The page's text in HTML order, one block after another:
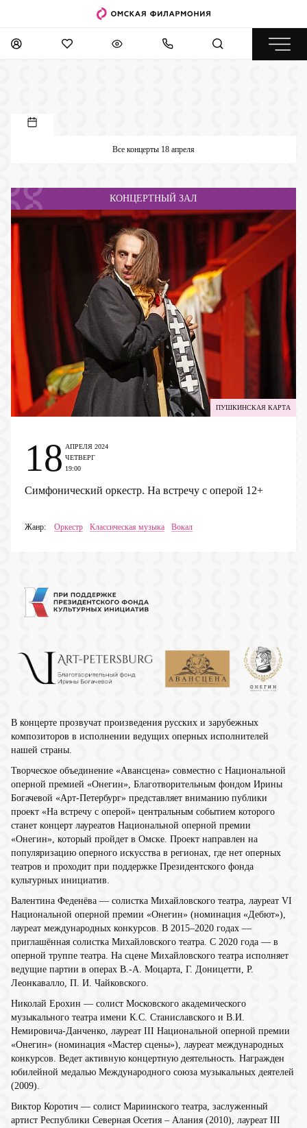
Все концерты 18 апреля
КОНЦЕРТНЫЙ ЗАЛ
ПУШКИНСКАЯ КАРТА
Симфонический оркестр. На встречу с оперой 12+
Жанр: Оркестр Классическая музыка Вокал
18 АПРЕЛЯ 2024
ЧЕТВЕРГ
19:00
В концерте прозвучат произведения русских и зарубежных
композиторов в исполнении ведущих оперных исполнителей
нашей страны.
Творческое объединение «Авансцена» совместно с Национальной
оперной премией «Онегин», Благотворительным фондом Ирины
Богачевой «Арт-Петербург» представляет вниманию публики
проект «На встречу с оперой» центральным событием которого
станет концерт лауреатов Национальной оперной премии
«Онегин», который пройдет в Омске. Проект направлен на
популяризацию оперного искусства в регионах, где нет оперных
театров и проходит при поддержке Президентского фонда
культурных инициатив.
Валентина Феденёва — солистка Михайловского театра, лауреат VI
Национальной оперной премии «Онегин» (номинация «Дебют»),
лауреат международных конкурсов. В 2015–2020 годах —
приглашённая солистка Михайловского театра. С 2020 года — в
оперной труппе театра. На сцене Михайловского театра исполняет
ведущие партии в операх В.-А. Моцарта, Г. Доницетти, Р.
Леонкавалло, П. И. Чайковского.
Николай Ерохин — солист Московского академического
музыкального театра имени К.С. Станиславского и В.И.
Немировича-Данченко, лауреат III Национальной оперной премии
«Онегин» (номинация «Мастер сцены»), лауреат международных
конкурсов. Ведет активную концертную деятельность. Награжден
юбилейной медалью Международного союза музыкальных деятелей
(2009).
Виктор Коротич — солист Мариинского театра, заслуженный
артист Республики Северная Осетия – Алания (2010), лауреат III